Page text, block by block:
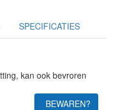
SPECIFICATIES
kan ook bevroren
BEWAREN?